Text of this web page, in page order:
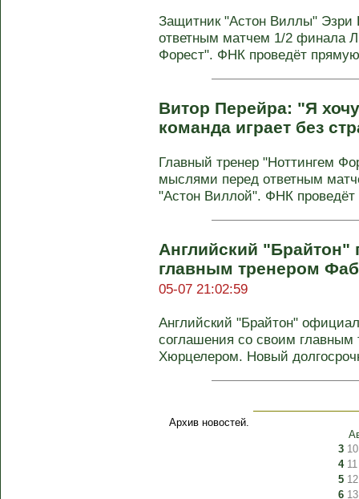
Защитник "Астон Виллы" Эзри
ответным матчем 1/2 финала
Форест". ФНК проведёт
Витор Перейра: "Я
команда играет без
Главный тренер "Ноттингем
мыслями перед ответным
"Астон Виллой". ФНК
Английский "Брайтон"
главным тренером
05-07 21:02:59
Английский "Брайтон"
соглашения со своим
Хюрцелером. Новый
Архив новостей.
3 10
4 11
5 12
6 13